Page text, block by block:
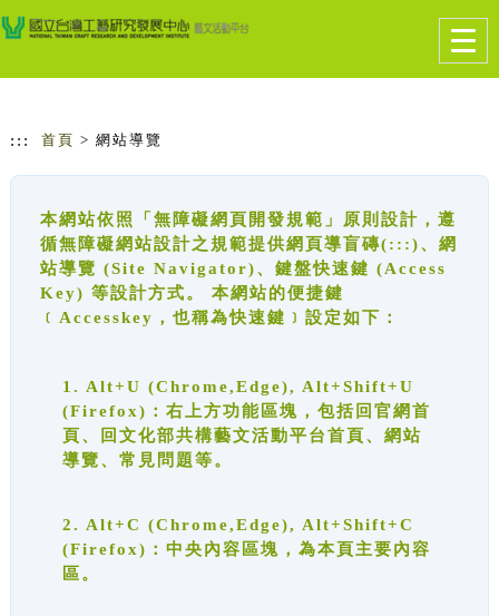
跳到主要內容
網站導覽
::: 首頁 > 網站導覽
本網站依照「無障礙網頁開發規範」原則設計，遵
循無障礙網站設計之規範提供網頁導盲磚(:::)、網
站導覽 (Site Navigator)、鍵盤快速鍵 (Access
Key) 等設計方式。 本網站的便捷鍵
﹝Accesskey，也稱為快速鍵﹞設定如下：
1. Alt+U (Chrome,Edge), Alt+Shift+U
(Firefox)：右上方功能區塊，包括回官網首
頁、回文化部共構藝文活動平台首頁、網站
導覽、常見問題等。
2. Alt+C (Chrome,Edge), Alt+Shift+C
(Firefox)：中央內容區塊，為本頁主要內容
區。